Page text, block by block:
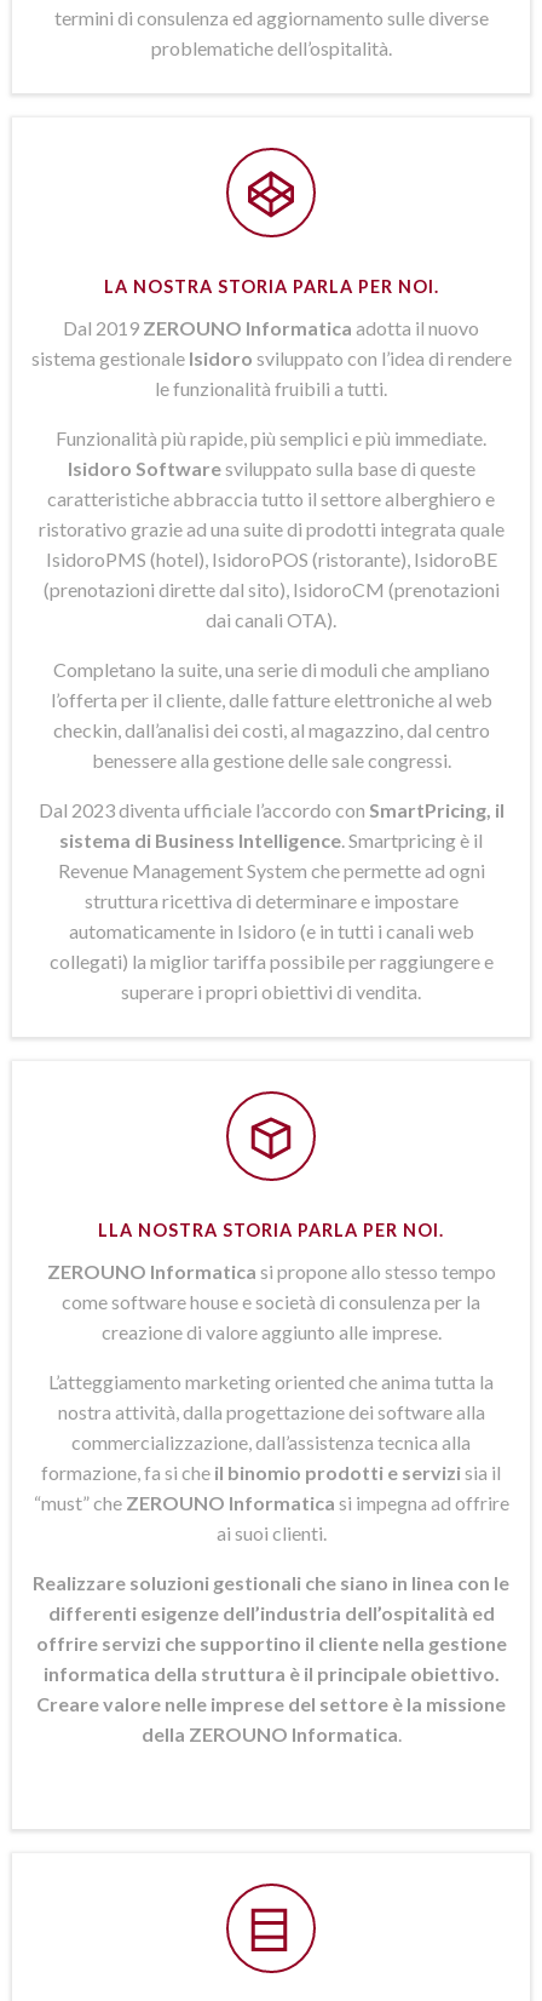
termini di consulenza ed aggiornamento sulle diverse
problematiche dell’ospitalità.
LA NOSTRA STORIA PARLA PER NOI.
Dal 2019 ZEROUNO Informatica adotta il nuovo
sistema gestionale Isidoro sviluppato con l’idea di rendere
le funzionalità fruibili a tutti.
Funzionalità più rapide, più semplici e più immediate.
Isidoro Softwaresviluppato sulla base di queste
caratteristiche abbraccia tutto il settore alberghiero e
ristorativo grazie ad una suite di prodotti integrata quale
IsidoroPMS (hotel), IsidoroPOS (ristorante), IsidoroBE
(prenotazioni dirette dal sito), IsidoroCM (prenotazioni
dai canali OTA).
Completano la suite, una serie di moduli che ampliano
l’offerta per il cliente, dalle fatture elettroniche al web
checkin, dall’analisi dei costi, al magazzino, dal centro
benessere alla gestione delle sale congressi.
Dal 2023 diventa ufficiale l’accordo con SmartPricing, il
sistema di Business Intelligence . Smartpricing è il
Revenue Management System che permette ad ogni
struttura ricettiva di determinare e impostare
automaticamente in Isidoro (e in tutti i canali web
collegati) la miglior tariffa possibile per raggiungere e
superare i propri obiettivi di vendita.
LLA NOSTRA STORIA PARLA PER NOI.
ZEROUNO Informatica si propone allo stesso tempo
come software house e società di consulenza per la
creazione di valore aggiunto alle imprese.
L’atteggiamento marketing oriented che anima tutta la
nostra attività, dalla progettazione dei software alla
commercializzazione, dall’assistenza tecnica alla
formazione, fa si che il binomio prodotti e servizisia il
“must” che ZEROUNO Informatica si impegna ad offrire
ai suoi clienti.
Realizzare soluzioni gestionali che siano in linea con le
differenti esigenze dell’industria dell’ospitalità ed
offrire servizi che supportino il cliente nella gestione
informatica della struttura è il principale obiettivo.
Creare valore nelle imprese del settore è la missione
della ZEROUNO Informatica